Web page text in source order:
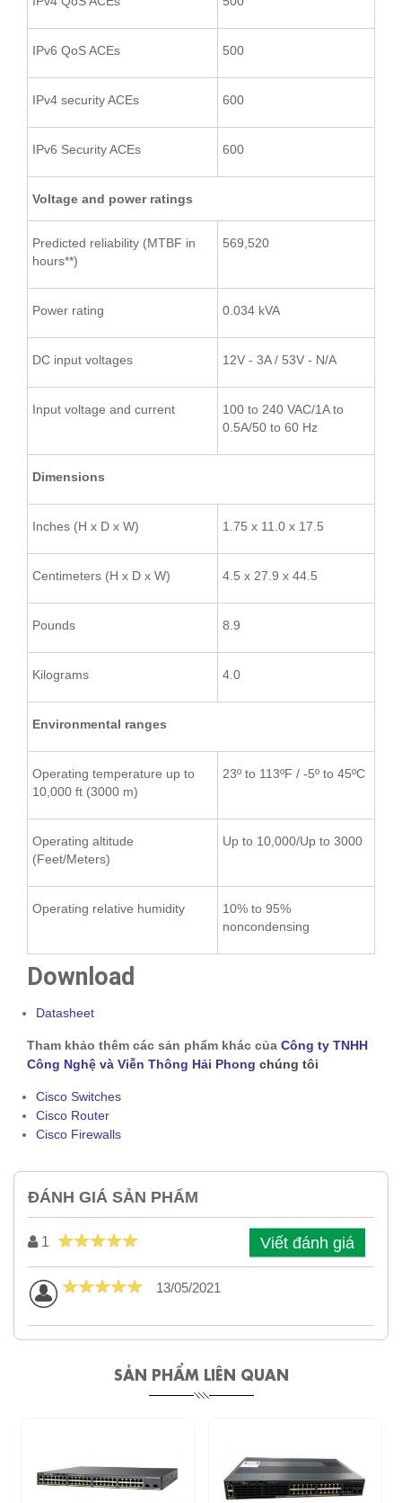
IPv6 QoS ACEs 500
IPv4 security ACEs 600
IPv6 Security ACEs 600
Voltage and power ratings
Predicted reliability (MTBF in
hours**)
569,520
Power rating 0.034 kVA
DC input voltages 12V - 3A / 53V - N/A
Input voltage and current
100 to 240 VAC/1A to
0.5A/50 to 60 Hz
Dimensions
Inches (H x D x W) 1.75 x 11.0 x 17.5
Centimeters (H x D x W) 4.5 x 27.9 x 44.5
Pounds 8.9
Kilograms 4.0
Environmental ranges
Operating temperature up to
10,000 ft (3000 m)
23º to 113ºF / -5º to 45ºC
Operating altitude
(Feet/Meters)
Up to 10,000/Up to 3000
Operating relative humidity
10% to 95%
noncondensing
Download
Datasheet
Tham khảo thêm các sản phẩm khác của Công ty TNHH
Công Nghệ và Viễn Thông Hải Phong chúng tôi
Cisco Switches
Cisco Router
Cisco Firewalls
ĐÁNH GIÁ SẢN PHẨM
1 Viết đánh giá
13/05/2021
SẢN PHẨM LIÊN QUAN